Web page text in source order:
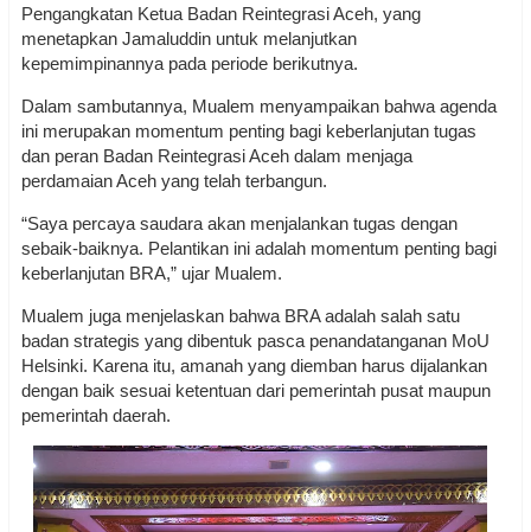
Pengangkatan Ketua Badan Reintegrasi Aceh, yang
menetapkan Jamaluddin untuk melanjutkan
kepemimpinannya pada periode berikutnya.
Dalam sambutannya, Mualem menyampaikan bahwa agenda
ini merupakan momentum penting bagi keberlanjutan tugas
dan peran Badan Reintegrasi Aceh dalam menjaga
perdamaian Aceh yang telah terbangun.
“Saya percaya saudara akan menjalankan tugas dengan
sebaik-baiknya. Pelantikan ini adalah momentum penting bagi
keberlanjutan BRA,” ujar Mualem.
Mualem juga menjelaskan bahwa BRA adalah salah satu
badan strategis yang dibentuk pasca penandatanganan MoU
Helsinki. Karena itu, amanah yang diemban harus dijalankan
dengan baik sesuai ketentuan dari pemerintah pusat maupun
pemerintah daerah.